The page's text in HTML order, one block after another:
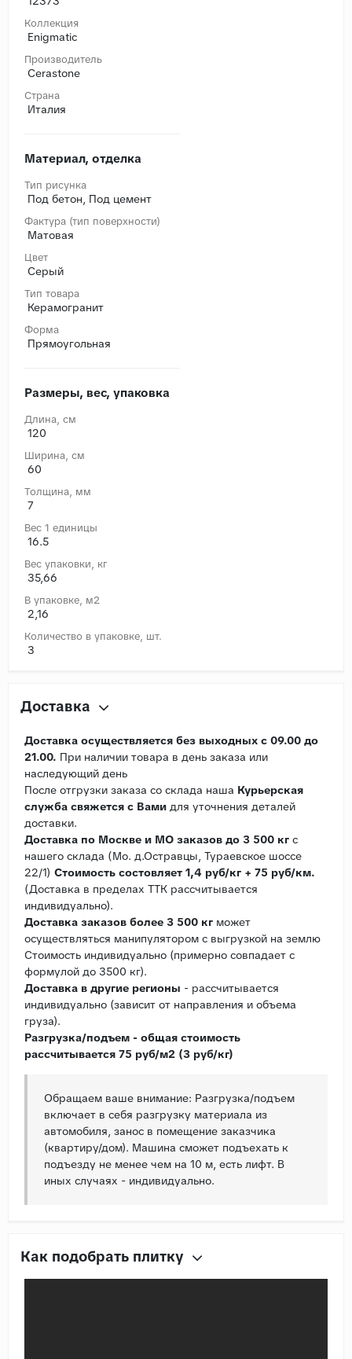
Коллекция
Enigmatic
Производитель
Cerastone
Страна
Италия
Материал, отделка
Тип рисунка
Под бетон, Под цемент
Фактура (тип поверхности)
Матовая
Цвет
Серый
Тип товара
Керамогранит
Форма
Прямоугольная
Размеры, вес, упаковка
Длина, cм
120
Ширина, cм
60
Толщина, мм
7
Вес 1 единицы
16.5
Вес упаковки, кг
35,66
В упаковке, м2
2,16
Количество в упаковке, шт.
3
Доставка
Доставка осуществляется без выходных с 09.00 до
21.00. При наличии товара в день заказа или
наследующий день
После отгрузки заказа со склада наша Курьерская
служба свяжется с Вами для уточнения деталей
доставки.
Доставка по Москве и МО заказов до 3 500 кг с
нашего склада (Мо. д.Остравцы, Тураевское шоссе
22/1) Стоимость состовляет 1,4 руб/кг + 75 руб/км.
(Доставка в пределах ТТК рассчитывается
индивидуально).
Доставка заказов более 3 500 кг может
осуществляться манипулятором с выгрузкой на землю
Стоимость индивидуально (примерно совпадает с
формулой до 3500 кг).
Доставка в другие регионы - рассчитывается
индивидуально (зависит от направления и объема
груза).
Разгрузка/подъем - общая стоимость
рассчитывается 75 руб/м2 (3 руб/кг)
Обращаем ваше внимание: Разгрузка/подъем
включает в себя разгрузку материала из
автомобиля, занос в помещение заказчика
(квартиру/дом). Машина сможет подъехать к
подъезду не менее чем на 10 м, есть лифт. В
иных случаях - индивидуально.
Как подобрать плитку